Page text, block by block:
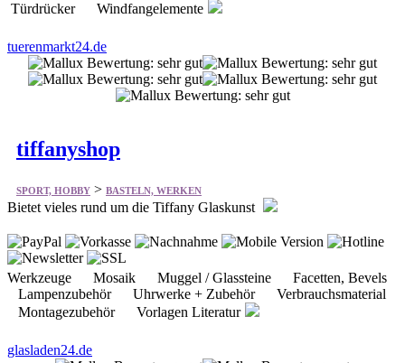
Türdrücker Windfangelemente
tuerenmarkt24.de
tiffanyshop
SPORT, HOBBY > BASTELN, WERKEN
Bietet vieles rund um die Tiffany Glaskunst
Werkzeuge Mosaik Muggel / Glassteine Facetten, Bevels
Lampenzubehör Uhrwerke + Zubehör Verbrauchsmaterial
Montagezubehör Vorlagen Literatur
glasladen24.de